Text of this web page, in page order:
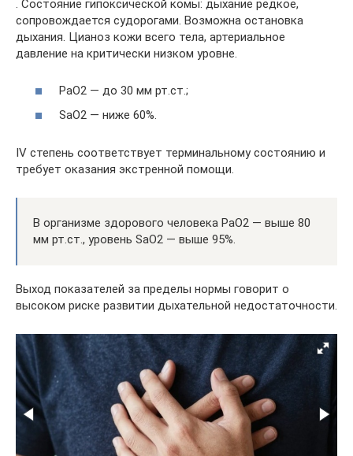
. Состояние гипоксической комы: дыхание редкое,
сопровождается судорогами. Возможна остановка
дыхания. Цианоз кожи всего тела, артериальное
давление на критически низком уровне.
РаО2 — до 30 мм рт.ст.;
SаО2 — ниже 60%.
IV степень соответствует терминальному состоянию и
требует оказания экстренной помощи.
В организме здорового человека РаО2 — выше 80
мм рт.ст., уровень SаО2 — выше 95%.
Выход показателей за пределы нормы говорит о
высоком риске развитии дыхательной недостаточности.